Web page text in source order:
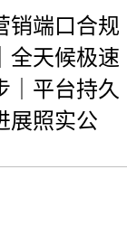
销端口合规
全天候极速
｜平台持久
展照实公